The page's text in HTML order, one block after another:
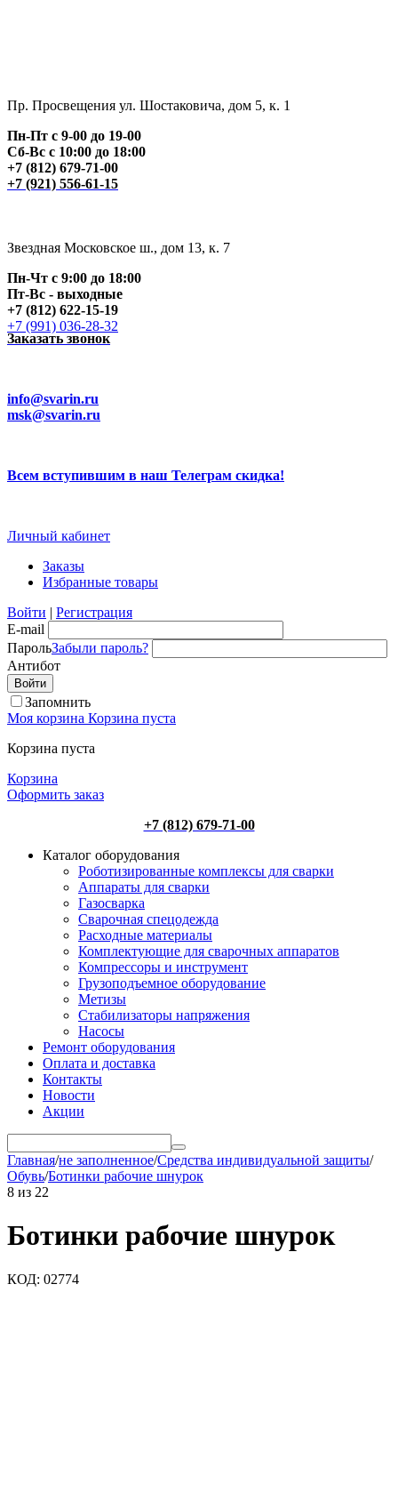
Пр. Просвещения ул. Шостаковича, дом 5, к. 1
Пн-Пт с 9-00 до 19-00
Сб-Вс с 10:00 до 18:00
+7 (812) 679-71-00
+7 (921) 556-61-15
Звездная Московское ш., дом 13, к. 7
Пн-Чт с 9:00 до 18:00
Пт-Вс - выходные
+7 (812) 622-15-19
+7 (991) 036-28-32
Заказать звонок
info@svarin.ru
msk@svarin.ru
Всем вступившим в наш Телеграм скидка!
Личный кабинет
Заказы
Избранные товары
Войти | Регистрация
E-mail
ПарольЗабыли пароль?
Антибот
Запомнить
Моя корзина Корзина пуста
Корзина пуста
Корзина
Оформить заказ
+7 (812) 679-71-00
Каталог оборудования
Роботизированные комплексы для сварки
Аппараты для сварки
Газосварка
Сварочная спецодежда
Расходные материалы
Комплектующие для сварочных аппаратов
Компрессоры и инструмент
Грузоподъемное оборудование
Метизы
Стабилизаторы напряжения
Насосы
Ремонт оборудования
Оплата и доставка
Контакты
Новости
Акции
Главная/не заполненное/Средства индивидуальной защиты/
Обувь/Ботинки рабочие шнурок
8 из 22
Ботинки рабочие шнурок
КОД: 02774